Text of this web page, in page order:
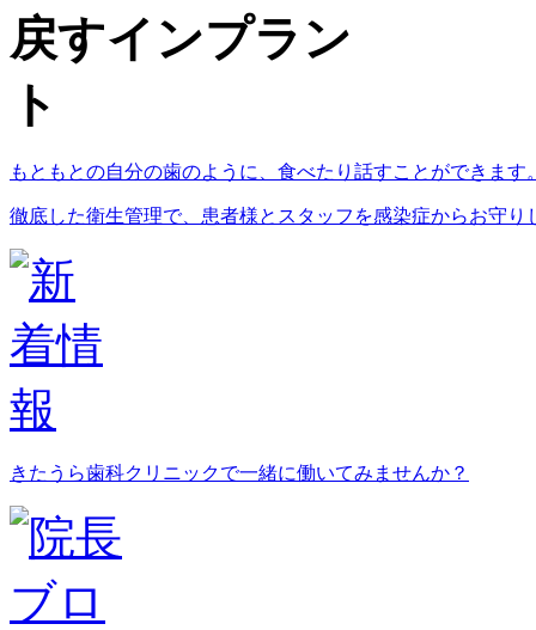
もともとの自分の歯のように、食べたり話すことができます
徹底した衛生管理で、患者様とスタッフを感染症からお守り
きたうら歯科クリニックで一緒に働いてみませんか？